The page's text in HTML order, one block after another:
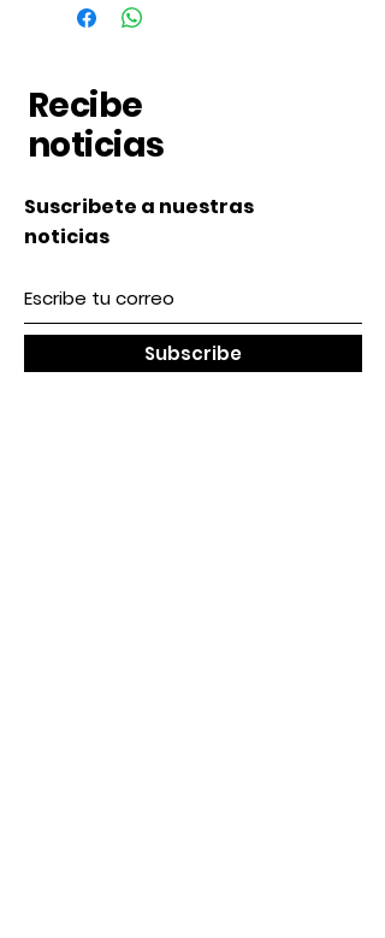
Recibe
noticias
Suscribete a nuestras
noticias
Subscribe